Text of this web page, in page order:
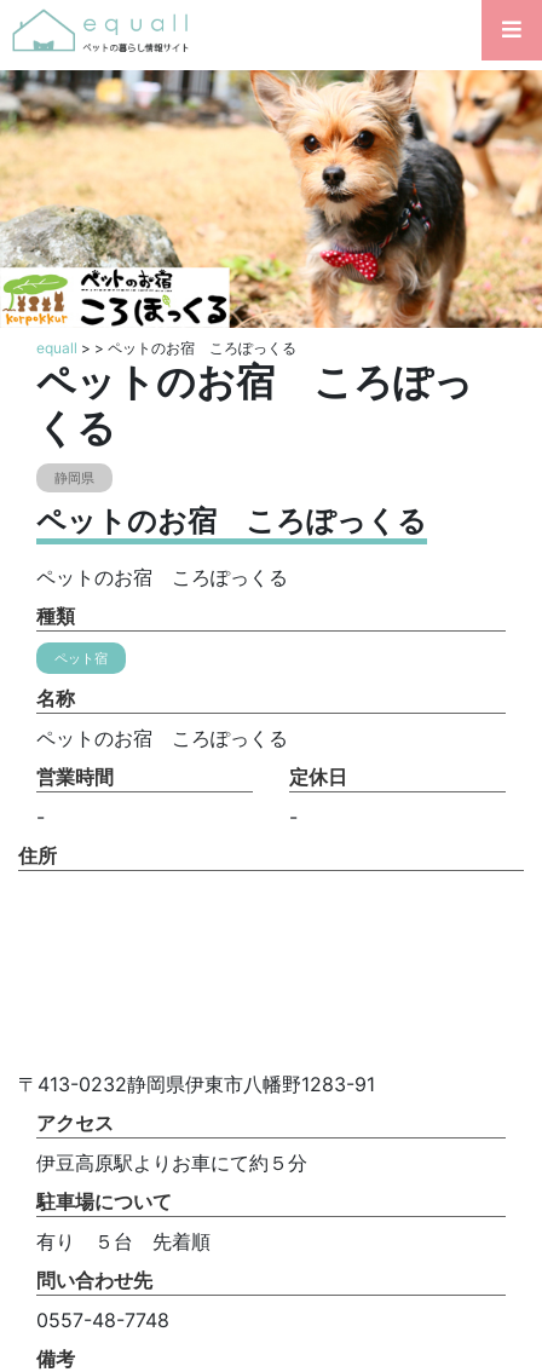
equall > > ペットのお宿 ころぽっくる
ペットのお宿 ころぽっ
くる
静岡県
ペットのお宿 ころぽっくる
ペットのお宿 ころぽっくる
種類
ペット宿
名称
ペットのお宿 ころぽっくる
営業時間
-
定休日
-
住所
〒413-0232静岡県伊東市八幡野1283-91
アクセス
伊豆高原駅よりお車にて約５分
駐車場について
有り ５台 先着順
問い合わせ先
0557-48-7748
備考